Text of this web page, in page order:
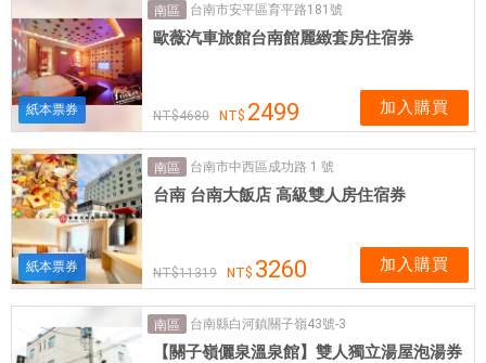
紙本票券
南區 台南市安平區育平路181號
歐薇汽車旅館台南館麗緻套房住宿券
4680 2499 加入購買
紙本票券
南區 台南市中西區成功路 1 號
台南 台南大飯店 高級雙人房住宿券
11319 3260 加入購買
南區 台南縣白河鎮關子嶺43號-3
【關子嶺儷泉溫泉館】雙人獨立湯屋泡湯券